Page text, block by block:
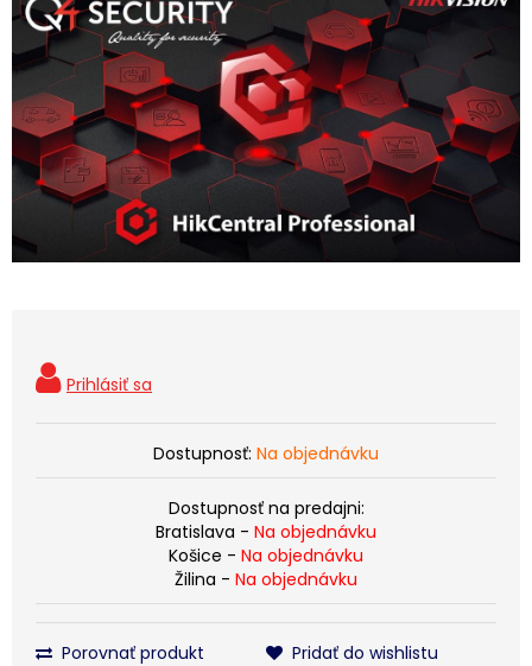
Dostupnosť: Na objednávku
Dostupnosť na predajni:
Bratislava - Na objednávku
Košice - Na objednávku
Žilina - Na objednávku
Porovnať produkt Pridať do wishlistu